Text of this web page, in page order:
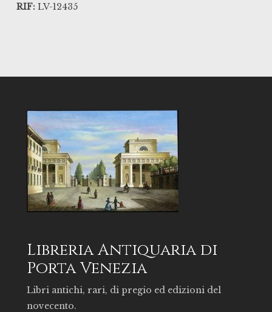
RIF: LV-12435
Libreria Antiquaria di
Porta Venezia
Libri antichi, rari, di pregio ed edizioni del
novecento.